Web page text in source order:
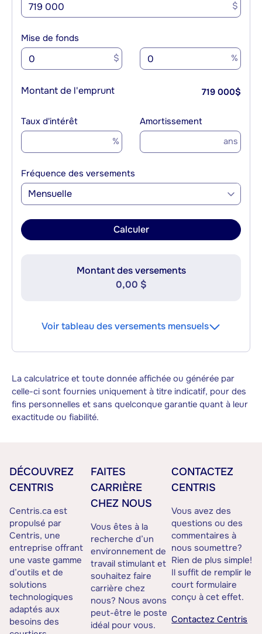
$
Mise de fonds
$ %
Montant de l'emprunt 719 000$
Taux d'intérêt
%
Amortissement
ans
Fréquence des versements
Mensuelle
Calculer
Montant des versements
0,00 $
Voir tableau des versements mensuels
La calculatrice et toute donnée affichée ou générée par
celle-ci sont fournies uniquement à titre indicatif, pour des
fins personnelles et sans quelconque garantie quant à leur
exactitude ou fiabilité.
DÉCOUVREZ
CENTRIS
Centris.ca est
propulsé par
Centris, une
entreprise offrant
une vaste gamme
d’outils et de
solutions
technologiques
adaptés aux
besoins des
FAITES
CARRIÈRE
CHEZ NOUS
Vous êtes à la
recherche d’un
environnement de
travail stimulant et
souhaitez faire
carrière chez
nous? Nous avons
peut-être le poste
idéal pour vous.
CONTACTEZ
CENTRIS
Vous avez des
questions ou des
commentaires à
nous soumettre?
Rien de plus simple!
Il suffit de remplir le
court formulaire
conçu à cet effet.
Contactez Centris